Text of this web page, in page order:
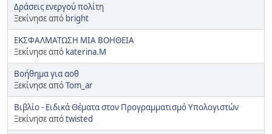
Δράσεις ενεργού πολίτη
Ξεκίνησε από bright
ΕΚΣΦΑΛΜΑΤΩΣΗ ΜΙΑ ΒΟΗΘΕΙΑ
Ξεκίνησε από katerina.Μ
Βοήθημα για αοθ
Ξεκίνησε απόTom_ar
Βιβλίο - Ειδικά Θέματα στον Προγραμματισμό Υπολογιστών
Ξεκίνησε απόtwisted